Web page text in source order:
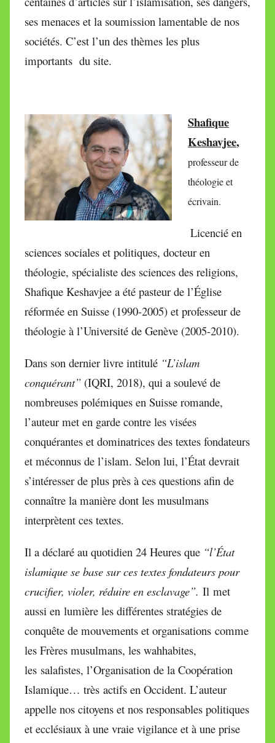
ses menaces et la soumission lamentable de nos
sociétés. C’est l’un des thèmes les plus
importants du site.
Shafique
Keshavjee,
professeur de
théologie et
écrivain.
Licencié en
sciences sociales et politiques, docteur en
théologie, spécialiste des sciences des religions,
Shafique Keshavjee a été pasteur de l’Église
réformée en Suisse (1990-2005) et professeur de
théologie à l’Université de Genève (2005-2010).
Dans son dernier livre intitulé “L’islam
conquérant” (IQRI, 2018), qui a soulevé de
nombreuses polémiques en Suisse romande,
l’auteur met en garde contre les visées
conquérantes et dominatrices des textes fondateurs
et méconnus de l’islam. Selon lui, l’État devrait
s’intéresser de plus près à ces questions afin de
connaître la manière dont les musulmans
interprètent ces textes.
Il a déclaré au quotidien 24 Heures que “l’État
islamique se base sur ces textes fondateurs pour
crucifier, violer, réduire en esclavage”. Il met
aussi en lumière les différentes stratégies de
conquête de mouvements et organisations comme
les Frères musulmans, les wahhabites,
les salafistes, l’Organisation de la Coopération
Islamique… très actifs en Occident. L’auteur
appelle nos citoyens et nos responsables politiques
et ecclésiaux à une vraie vigilance et à une prise